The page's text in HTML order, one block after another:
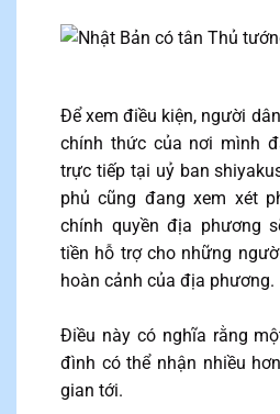
Để xem điều kiện, người
chính thức của nơi mình
trực tiếp tại uỷ ban
phủ cũng đang xem xét
chính quyền địa phương
tiền hỗ trợ cho những
hoàn cảnh của địa phương.
Điều này có nghĩa rằng
đình có thể nhận nhiều
gian tới.